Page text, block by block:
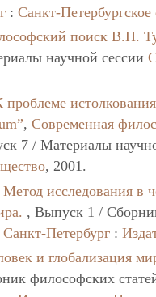
:Санкт-
поиск В.П.
научной сессии
проблеме
,Современная
7 / Материалы
, 2001.
Метод исследования в
, Выпуск 1 /
Санкт-Петербург :
и глобализация
философских